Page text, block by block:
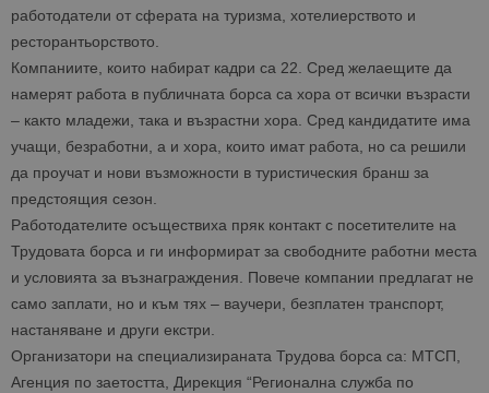
работодатели от сферата на туризма, хотелиерството и
ресторантьорството.
Компаниите, които набират кадри са 22. Сред желаещите да
намерят работа в публичната борса са хора от всички възрасти
– както младежи, така и възрастни хора. Сред кандидатите има
учащи, безработни, а и хора, които имат работа, но са решили
да проучат и нови възможности в туристическия бранш за
предстоящия сезон.
Работодателите осъществиха пряк контакт с посетителите на
Трудовата борса и ги информират за свободните работни места
и условията за възнаграждения. Повече компании предлагат не
само заплати, но и към тях – ваучери, безплатен транспорт,
настаняване и други екстри.
Организатори на специализираната Трудова борса са: МТСП,
Агенция по заетостта, Дирекция “Регионална служба по